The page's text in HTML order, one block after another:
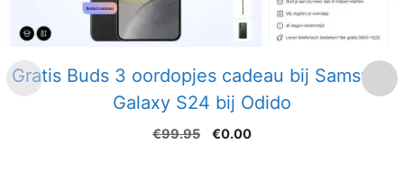
Gratis Buds 3 oordopjes cadeau bij Samsung
Galaxy S24 bij Odido
€99.95
Oorspronkelijke
€0.00Huidige